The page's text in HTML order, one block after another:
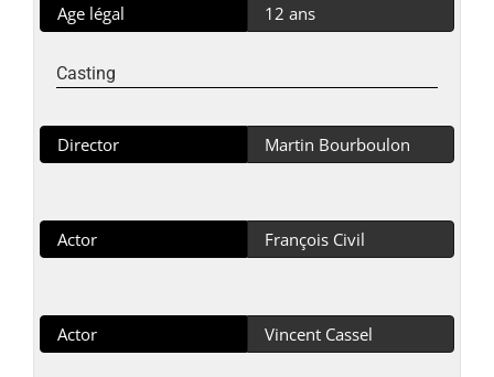
Age légal 12 ans
Casting
Director Martin Bourboulon
Actor François Civil
Actor Vincent Cassel